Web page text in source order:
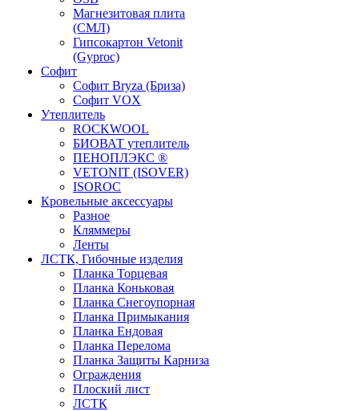
Магнезитовая плита
(СМЛ)
Гипсокартон Vetonit
(Gyproc)
Софит
Софит Bryza (Бриза)
Софит VOX
Утеплитель
ROCKWOOL
БИОВАТ утеплитель
ПЕНОПЛЭКС ®
VETONIT (ISOVER)
ISOROC
Кровельные аксессуары
Разное
Кляммеры
Ленты
ЛСТК, Гибочные изделия
Планка Торцевая
Планка Коньковая
Планка Снегоупорная
Планка Примыкания
Планка Ендовая
Планка Перелома
Планка Защиты Карниза
Ограждения
Плоский лист
ЛСТК